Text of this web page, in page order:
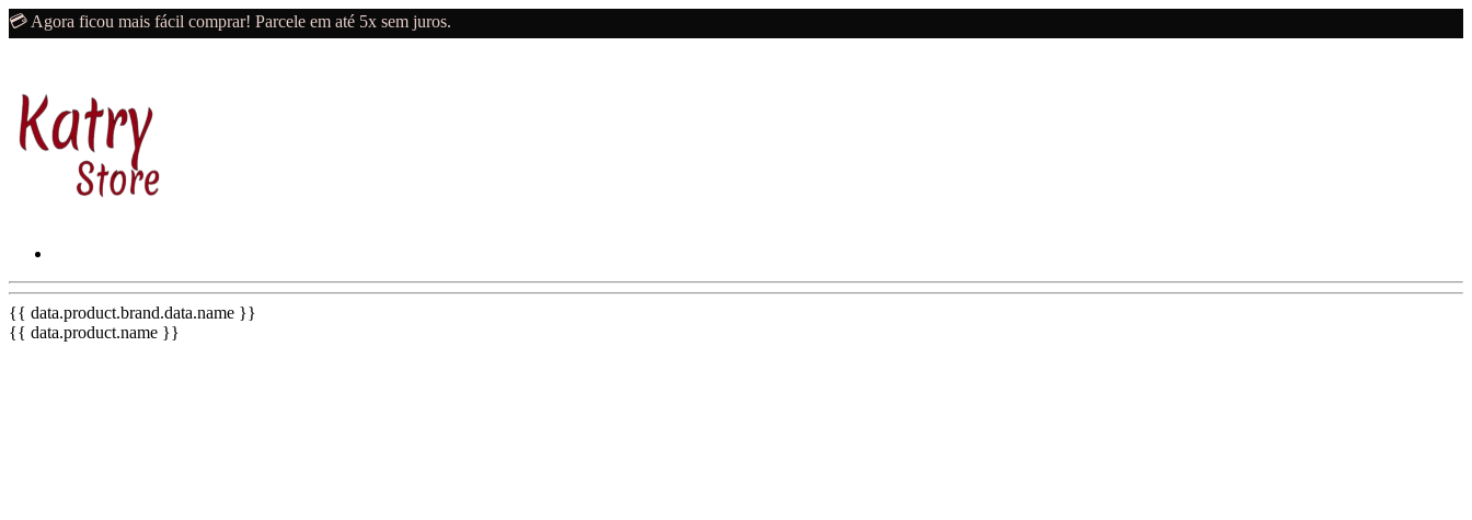
💳 Agora ficou mais fácil comprar! Parcele em até 5x sem juros.
{{ data.product.brand.data.name }}
{{ data.product.name }}